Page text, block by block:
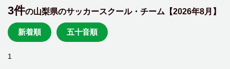
3件の山梨県のサッカースクール・チーム【2026年8月】
新着順 五十音順
1